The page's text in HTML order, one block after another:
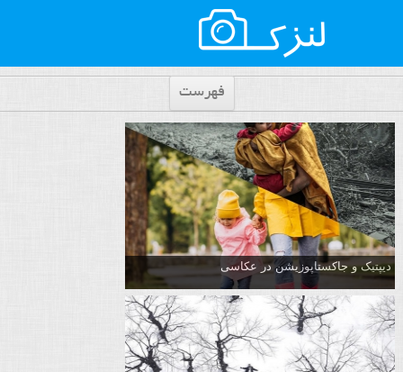
فهرست
دیپتیک و جاکستا‌پوزیشن در عکاسی